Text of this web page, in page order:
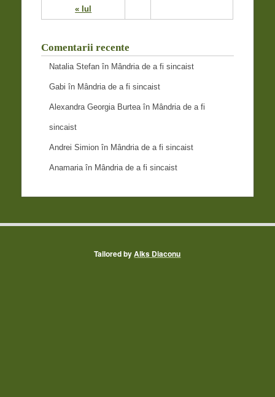
« Iul
Comentarii recente
Natalia Stefan în Mândria de a fi sincaist
Gabi în Mândria de a fi sincaist
Alexandra Georgia Burteaîn Mândria de a fi
sincaist
Andrei Simion în Mândria de a fi sincaist
Anamariaîn Mândria de a fi sincaist
Tailored byAlks Diaconu